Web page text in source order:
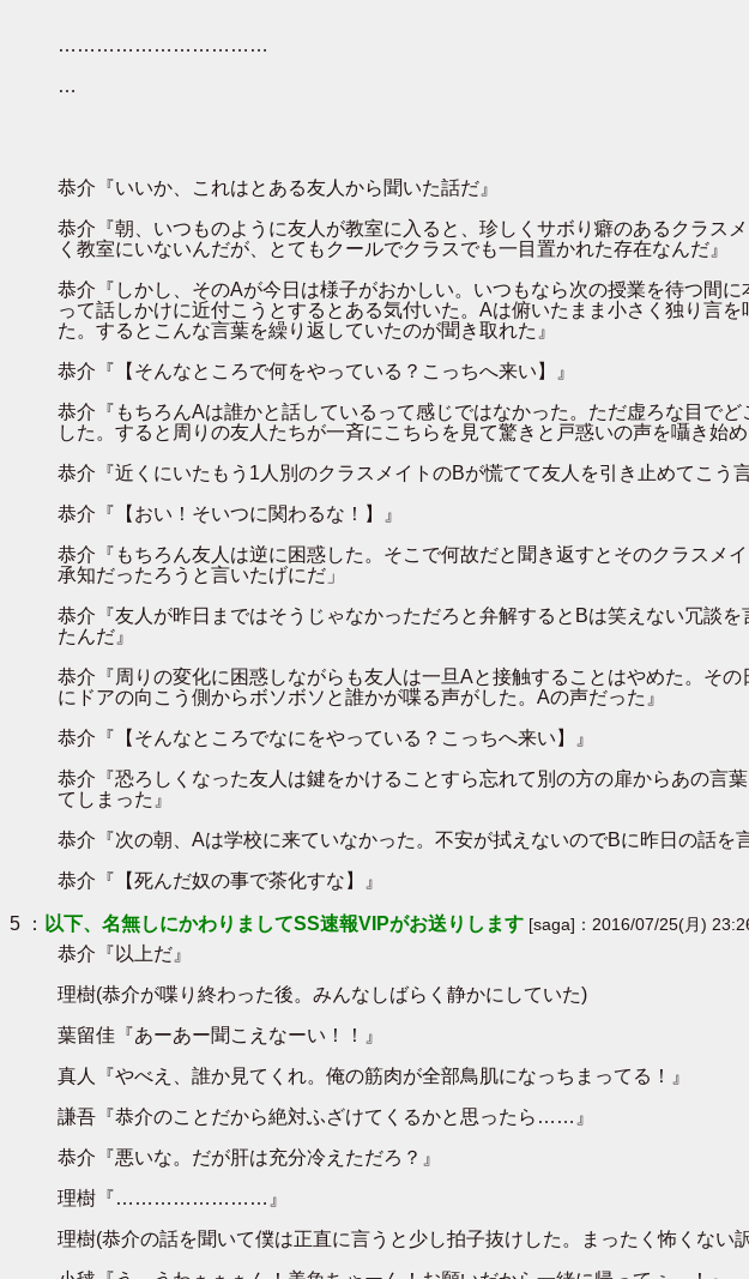
……………………………
…
恭介『いいか、これはとある友人から聞いた話だ』
恭介『朝、いつものように友人が教室に入ると、珍しくサボり癖のあるクラス
く教室にいないんだが、とてもクールでクラスでも一目置かれた存在なんだ』
恭介『しかし、そのAが今日は様子がおかしい。いつもなら次の授業を待つ間
って話しかけに近付こうとするとある気付いた。Aは俯いたまま小さく独り言
た。するとこんな言葉を繰り返していたのが聞き取れた』
恭介『【そんなところで何をやっている？こっちへ来い】』
恭介『もちろんAは誰かと話しているって感じではなかった。ただ虚ろな目で
した。すると周りの友人たちが一斉にこちらを見て驚きと戸惑いの声を囁き始め
恭介『近くにいたもう1人別のクラスメイトのBが慌てて友人を引き止めてこう言
恭介『【おい！そいつに関わるな！】』
恭介『もちろん友人は逆に困惑した。そこで何故だと聞き返すとそのクラスメ
承知だったろうと言いたげにだ」
恭介『友人が昨日まではそうじゃなかっただろと弁解するとBは笑えない冗談
たんだ』
恭介『周りの変化に困惑しながらも友人は一旦Aと接触することはやめた。そ
にドアの向こう側からボソボソと誰かが喋る声がした。Aの声だった』
恭介『【そんなところでなにをやっている？こっちへ来い】』
恭介『恐ろしくなった友人は鍵をかけることすら忘れて別の方の扉からあの言
てしまった』
恭介『次の朝、Aは学校に来ていなかった。不安が拭えないのでBに昨日の話を
恭介『【死んだ奴の事で茶化すな】』
5 ： 以下、名無しにかわりましてSS速報VIPがお送りします [saga]：2016/07/25(月)
恭介『以上だ』
理樹(恭介が喋り終わった後。みんなしばらく静かにしていた)
葉留佳『あーあー聞こえなーい！！』
真人『やべえ、誰か見てくれ。俺の筋肉が全部鳥肌になっちまってる！』
謙吾『恭介のことだから絶対ふざけてくるかと思ったら……』
恭介『悪いな。だが肝は充分冷えただろ？』
理樹『……………………』
理樹(恭介の話を聞いて僕は正直に言うと少し拍子抜けした。まったく怖くな